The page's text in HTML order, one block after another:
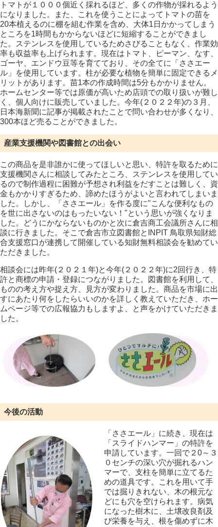
トマトが１０００個近く採れるほど、多くの作物が採れるよう
になりました。また、これを使うことによってトマトの苗を
20本植えるのに棚を組む作業を含め、大体1 日かかってしまう
ところを1時間もかからないほどに短縮することができまし
た。ステンレスを使用しているためさびることもなく、作業効
率も収益率も上げられます。現在はトマト、ピーマン、なす、
ゴーヤ、エンドウ豆等を育てており、その全てに「ささエー
ル」を使用しています。柱が必要な植物を簡単に固定できるメ
リットがあります。苗1本の作成時間は5分もかかりません。
ホームセンター等では原価が高いため店頭での取り扱いが難し
く、個人向けに販売していました。今年(２０２２年)の３月、
日本海新聞に記事が掲載されたことで問い合わせが多くなり、
300本ほど売ることができました。
産業支援機関や図書館との出会い
この商品を是非誰かに使ってほしいと思い、特許を取るために
支援機関さんに相談してみたところ、ステンレスを使用してい
るので制作過程に困難が予想され利益をだすことは難しく、資
金もかかりすぎるため、諦めたほうがよいと言われてしまいま
した。しかし、「ささエール」を作る度に"こんな便利なもの
を世に出さないのはもったいない！"という思いが強くなりま
した。どうにかならないものかと次に倉吉商工会議所さんに相
談に行きました。そこで倉吉市立図書館と INPIT 鳥取県知財総
合支援窓口が連携して開催している知財無料相談会を勧めてい
ただきました。
相談会には昨年( ２０２１年)と今年( ２０２２年)に2回行き、特
許と商標の申請・登録につながりました。図書館を利用して、
ものの考え方や捉え方、見方が変わりました。商品を市場に出
すにあたり何をしたらいいのかを詳しく教えていただき、ホー
ムページ等での広報協力もしますよ、と声をかけていただきま
した。
今後の活動
「ささエール」に続き、現在は
「スライドハンマー」の特許を
申請しています。一回で２ 0～３
０センチの深い穴が掘れるハン
マーで、支柱を簡単に立てるた
めの道具です。これを用いて手
では掘りきれない、木の根元な
どにも穴を空けられます。病気
になった樹木に、土壌改良剤及
び栄養を与え、根を傷めずに木